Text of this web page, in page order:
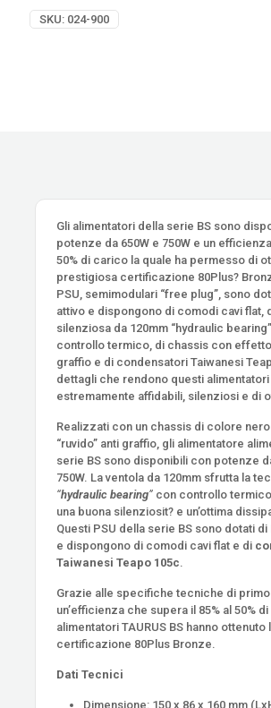
SKU: 024-900
Gli alimentatori della serie BS sono
potenze da 650W e 750W e un efficienza
50% di carico la quale ha permesso di
prestigiosa certificazione 80Plus?
PSU, semimodulari “free plug”, sono
attivo e dispongono di comodi cavi flat,
silenziosa da 120mm “hydraulic
controllo termico, di chassis con effetto
graffio e di condensatori Taiwanesi
dettagli che rendono questi alimentatori
estremamente affidabili, silenziosi e di
Realizzati con un chassis di colore
“ruvido” anti graffio, gli alimentatore
serie BS sono disponibili con potenze
750W. La ventola da 120mm sfrutta la
“hydraulic bearing” con controllo
una buona silenziosit? e un’ottima
Questi PSU della serie BS sono dotati di
e dispongono di comodi cavi flat e di
Taiwanesi Teapo 105c
Grazie alle specifiche tecniche di
un’efficienza che supera il 85% al 50%
alimentatori TAURUS BS hanno
certificazione 80Plus Bronze.
Dati Tecnici
Dimensione: 150 x 86 x 160 mm